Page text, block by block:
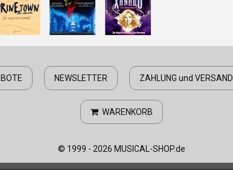
NEWSLETTER ZAHLUNG und VERSAND
WARENKORB
© 1999 - 2026 MUSICAL-SHOP.de